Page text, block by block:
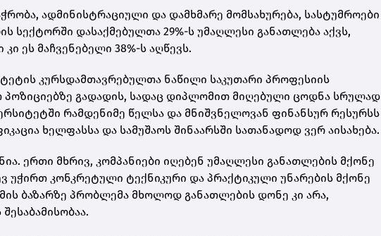
ადმინისტრაციული და დამხმარე მომსახურება, სასტუმროები
სექტორში დასაქმებულთა 29%-ს უმაღლესი განათლება აქვს,
ეს მაჩვენებელი 38%-ს აღწევს.
კურსდამთავრებულთა ნაწილი საკუთარი პროფესიის
პოზიციებზე გადადის, სადაც დიპლომით მიღებული ცოდნა სრულად
რამდენიმე წელსა და მნიშვნელოვან ფინანსურ რესურსს
ხელფასსა და სამუშაოს შინაარსში სათანადოდ ვერ აისახება.
ერთი მხრივ, კომპანიები იღებენ უმაღლესი განათლების მქონე
უჭირთ კონკრეტული ტექნიკური და პრაქტიკული უნარების მქონე
ბაზარზე პრობლემა მხოლოდ განათლების დონე კი არა,